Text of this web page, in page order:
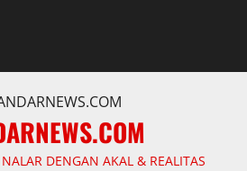
DENGAN AKAL & REALITAS